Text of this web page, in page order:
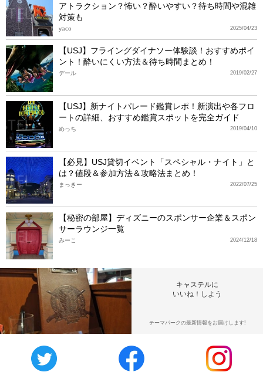
アトラクション？怖い？酔いやすい？待ち時間や混雑
対策も
2025/04/23
yaco
【USJ】フライングダイナソー体験談！おすすめポイ
ント！酔いにくい方法＆待ち時間まとめ！
2019/02/27
デール
【USJ】新ナイトパレード鑑賞レポ！新演出や各フロ
ートの詳細、おすすめ鑑賞スポットを完全ガイド
2019/04/10
めっち
【必見】USJ貸切イベント「スペシャル・ナイト」と
は？値段＆参加方法＆攻略法まとめ！
2022/07/25
まっきー
【秘密の部屋】ディズニーのスポンサー企業＆スポン
サーラウンジ一覧
2024/12/18
みーこ
キャステルに
いいね！しよう
テーマパークの最新情報をお届けします!